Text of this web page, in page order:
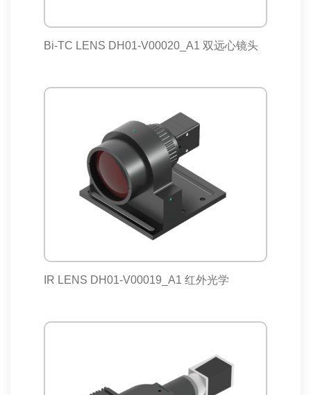
Bi-TC LENS DH01-V00020_A1 双远心镜头
IR LENS DH01-V00019_A1 红外光学